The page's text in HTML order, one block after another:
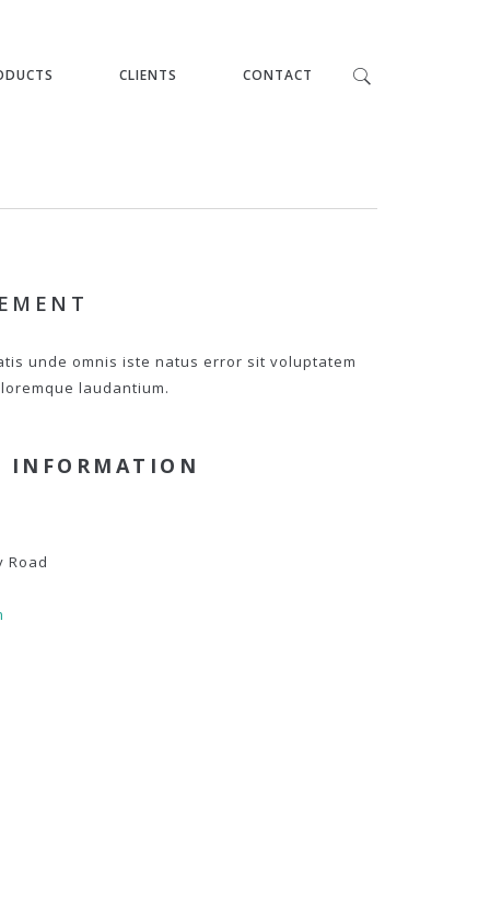
CLIENTS CONTACT
unde omnis iste natus error sit voluptatem
laudantium.
INFORMATION
Road